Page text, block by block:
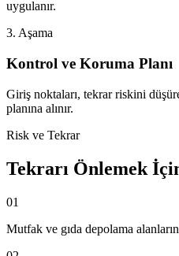
uygulanır.
3. Aşama
Kontrol ve Koruma Planı
Giriş noktaları, tekrar riskini
planına alınır.
Risk ve Tekrar
Tekrarı Önlemek
01
Mutfak ve gıda depolama